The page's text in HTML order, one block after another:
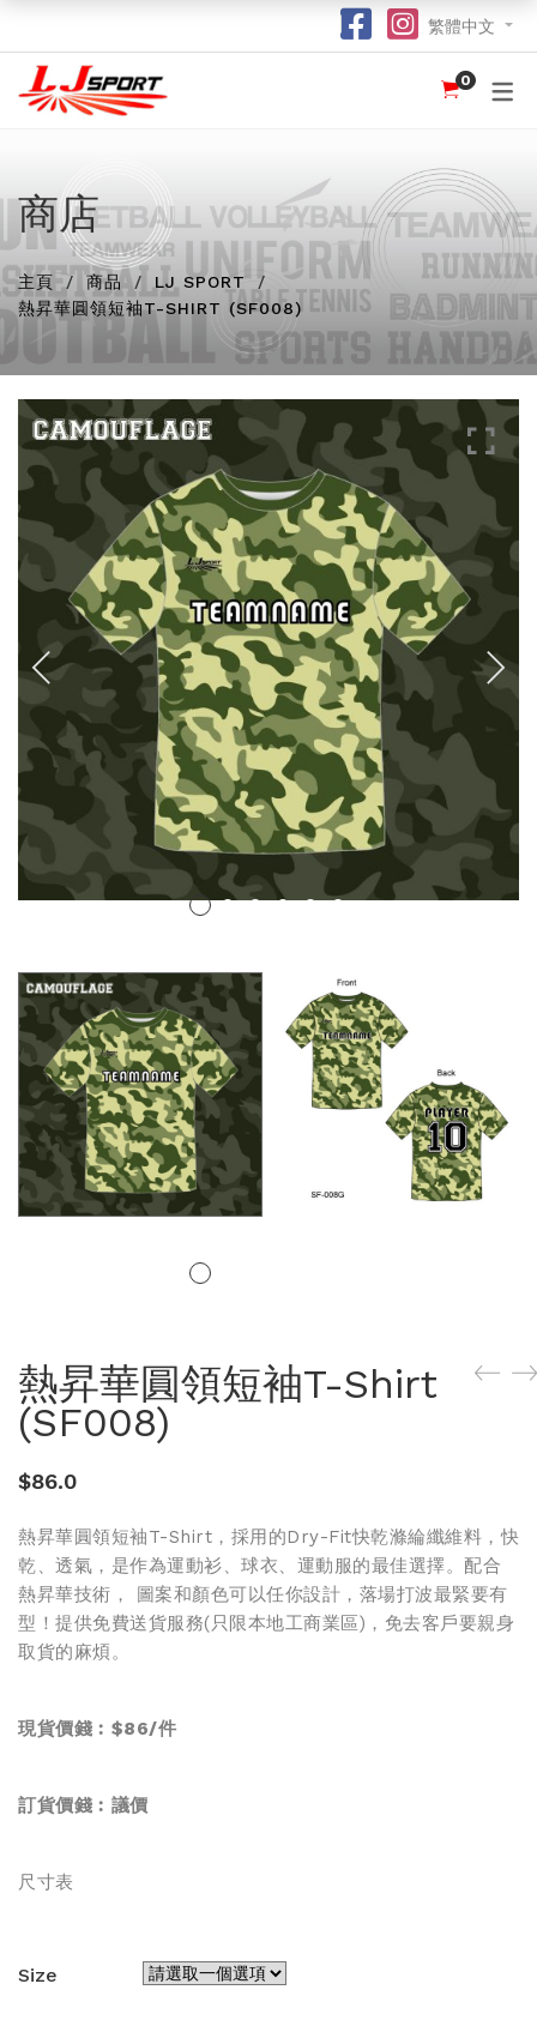
認識 LJ SPORT
為什麼選擇我們？
我們的客戶
球衣
籃球
跑步 / 田徑 hot
龍舟 hot
羽毛球 / 網球
乒乓球
保齡球
投球 (Netball)
排球
飛盤 / 跳繩 new
new
瑜伽
團體服
POLO 恤
熱昇華服裝 hot
衛衣
風褸
下身
紀念品
熱昇華強力吸水毛巾
棒球帽
索繩袋
鎖匙扣
訂購指南
竹炭運動布功能
了解熱昇華印花 hot
常用字體
不同的服裝印刷方式及特點
面料和顏色
尺寸表
訂購表格
付款方法
繁體中文
0
商店
主頁 商品
LJ SPORT
熱昇華圓領短袖T-SHIRT (SF008)
熱昇華圓領短袖T-Shirt
(SF008)
$86.0
熱昇華圓領短袖T-Shirt，採用的Dry-Fit快乾滌綸纖維料，快
乾、透氣，是作為運動衫、球衣、運動服的最佳選擇。配合
熱昇華技術， 圖案和顏色可以任你設計，落場打波最緊要有
型！提供免費送貨服務(只限本地工商業區)，免去客戶要親身
取貨的麻煩。
現貨價錢︰$86/件
訂貨價錢︰ 議價
尺寸表
Size